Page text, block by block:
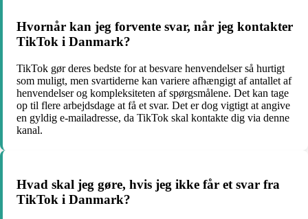
Hvornår kan jeg forvente svar, når jeg kontakter
TikTok i Danmark?
TikTok gør deres bedste for at besvare henvendelser så hurtigt
som muligt, men svartiderne kan variere afhængigt af antallet af
henvendelser og kompleksiteten af spørgsmålene. Det kan tage
op til flere arbejdsdage at få et svar. Det er dog vigtigt at angive
en gyldig e-mailadresse, da TikTok skal kontakte dig via denne
kanal.
Hvad skal jeg gøre, hvis jeg ikke får et svar fra
TikTok i Danmark?